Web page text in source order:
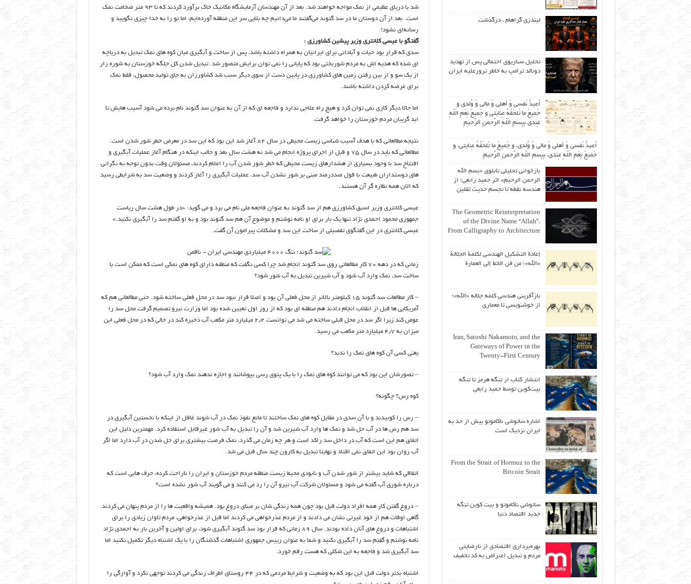
شد با دریای عظیمی از نمک مواجه خواهند شد. بعد از آن مهندسان آزمایشگاه مکانیک خاک برآورد کردند که تا ۹۳ متر ضخامت نمک
است. بعد از آن دوستان ما در سد گتوند می‌گفتند ما می‌دانیم چه بلایی سر این منطقه آورده‌ایم، اما تو را به خدا چیزی نگویید و
رسانه‌ای نشود!
گفتگو با عیسی کلانتری وزیر پیشین کشاورزی :
سدی که قرار بود حیات و آبادانی برای ایرانیان به همراه داشته باشد، پس از ساخت و آبگیری میان کوه های نمک تبدیل به دریاچه
ای شده که هدیه اش به مردم شوربختی بود که پایانی را نمی توان برایش متصور شد. تبدیل شدن کل جلگه خوزستان به شوره زار
از یک سو و از بین رفتن زمین های کشاورزی در پایین دست از سوی دیگر سبب شد کشاورزان به جای تولید محصول، فقط نمک
برای عرضه کردن داشته باشند.
اما حالا دیگر کاری نمی توان کرد و هیچ راه علاجی ندارد و فاجعه ای که از آن به عنوان سد گتوند نام برده می شود آسیب هایش تا
ابد گریبان مردم خوزستان را خواهد گرفت.
نتیجه مطالعاتی که با هدف آسیب شناسی زیست محیطی در سال ۸۲ آغاز شد این بود که این سد در معرض خطر شور شدن است.
مطالعاتی که باید در سال ۷۵ و قبل از اجرای پروژه انجام می شد نه هشت سال بعد و جالب اینکه در هنگام آغاز عملیات آبگیری و
افتتاح سد با وجود بسیاری از هشدارهای زیست محیطی که خطر شور شدن آب را اعلام کردند، مسئولان وقت بدون توجه به نگرانی
های دوستداران طبیعت با قول صددرصد مبنی بر شور نشدن آب سد، عملیات آبگیری را آغاز کردند و وضعیت سد به شرایطی رسید
که الان همه نظاره گر آن هستند.
عیسی کلانتری وزیر اسبق کشاورزی هم از سد گتوند به عنوان فاجعه ملی نام می برد و می گوید: «در طول هشت سال ریاست
جمهوری محمود احمدی نژاد تنها یک بار برای او نامه نوشتم و موضوع آن هم سد گتوند بود و به او گفتم سد را آبگیری نکنید.»
عیسی کلانتری در این گفتگوی تفصیلی از ساخت این سد و مشکلات پیرامون آن گفت.
زمانی که در دهه ۷۰ کار مطالعاتی روی سد گتوند انجام شد چرا کسی نگفت که منطقه دارای کوه های نمکی است که ممکن است با
ساخت سد، نمک وارد آب شود و آب شیرین تبدیل به آب شور شود؟
– کار مطالعات سد گتوند ۱۵ کیلومتر بالاتر از محل فعلی آن بود و اصلا قرار نبود سد در محل فعلی ساخته شود. حتی مطالعاتی هم که
آمریکایی ها قبل از انقلاب انجام دادند هم منطقه ای بود که از روز اول تعیین شده بود اما وزارت نیرو تصمیم گرفت محل سد را
عوض کند زیرا اگر سد در محل قبلی ساخته می شد می توانست ۲٫۲ میلیارد متر مکعب آب ذخیره کند در حالی که در محل فعلی این
میزان به ۴٫۷ میلیارد متر مکعب می رسید.
یعنی کسی آن کوه های نمک را ندید؟
– تصورشان این بود که می توانند کوه های نمک را با یک پتوی رسی بپوشانند و اجازه ندهند نمک وارد آب شود؟
کوه رس؟ چگونه؟
– رس را کوبیدند و با آن سدی در مقابل کوه های نمک ساختند تا مانع نفوذ نمک در آب شوند غافل از اینکه با نخستین آبگیری در
سد هم رس ها در آب حل شد و نمک ها وارد آب شیرین شد و آن را تبدیل به آب شور غیرقابل استفاده کرد. مهمترین دلیل این
اتفاق هم این است که آب در داخل سد راکد است و هر چه زمان می گذرد، نمک فرصت بیشتری برای حل شدن در آب دارد اما اگر
آب روان بود این اتفاق نمی افتاد و نهایتا تبدیل به کارون چند سال قبل می شد.
اتفاقی که شاید بیشتر از شور شدن آب و نابودی محیط زیست منطقه مردم خوزستان و ایران را ناراحت کرده، حرف هایی است که
درباره شوری آب گفته می شود و مسئولان شرکت آب نیرو آن را رد می کنند و می گویند آب شور نشده است؟
– دروغ گفتن کار همه افراد دولت قبل بود چون همه زندگی شان بر مبنای دروغ بود. همیشه واقعیت ها را از مردم پنهان می کردند.
گاهی اوقات هم از خود غیرتی نشان می دادند و از مردم عذرخواهی می کردند اما قبل از عذرخواهی، مردم تاوان زیادی را برای
اشتباهات و دروغ های آنان داده بودند. سال ۸۹ زمانی که قرار بود سد گتوند آبگیری شود، برای اولین و آخرین بار به احمدی نژاد
نامه نوشتم و گفتم سد را آبگیری نکنید و شما به عنوان رییس جمهوری اشتباهات گذشتگان را با یک اشتباه دیگر تکمیل نکنید اما
سد آبگیری شد و فاجعه به این شکلی که هست رقم خورد.
اشتباه بدتر دولت قبل این بود که به وضعیت و شرایط مردمی که در ۴۴ روستای اطراف زندگی می کردند توجهی نکرد و آوارگی را
لیندزی گراهام ، درگذشت
تحلیل سناریوی احتمالی پس از تهدید
دونالد ترامپ به خاطر ترورعلیه ایران
اُعیذُ نَفسی وَ أهلی وَ مالی وَ وُلدی و
جَمیعَ ما تَلحَقُهُ عِنایتی و جَمیعَ نِعَمِ اللّهِ
عِندی بِبِسمِ اللّهِ الرَّحمنِ الرَّحیمِ
اُعیذُ نَفسی وَ أهلی وَ مالی وَ وُلدی، و جَمیعَ ما تَلحَقُهُ عِنایتی، و
جَمیعَ نِعَمِ اللّهِ عِندی، بِبِسمِ اللّهِ الرَّحمنِ الرَّحیمِ.
بازخوانی تحلیلی تابلوی «بسم الله
الرحمن الرحیم» اثر حمید رابعی؛ از
هندسه نقطه تا تجسم حدیث ثقلین
The Geometric Reinterpretation
of the Divine Name “Allah”:
From Calligraphy to Architecture
إعادة التشكيل الهندسي لكلمة الجلالة
«الله»؛ من فن الخط إلى العمارة
بازآفرینی هندسی کلمه جلاله «الله»؛
از خوشنویسی تا معماری
Iran, Satoshi Nakamoto, and the
Gateways of Power in the
Twenty-First Century
انتشار کتاب از تنگه هرمز تا تنگه
بیت‌کوین توسط حمید رابعی
اشاره ساتوشی ناکاموتو بیش از حد به
ایران نزدیک است
From the Strait of Hormuz to the
Bitcoin Strait
ساتوشی ناکاموتو و بیت کوین تنگه
جدید اقتصاد دنیا
بهره‌برداری اقتصادی از نارضایتی
مردم و تبدیل اعتراض به کد تخفیف